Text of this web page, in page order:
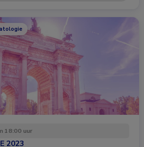
18:00 uur
2023